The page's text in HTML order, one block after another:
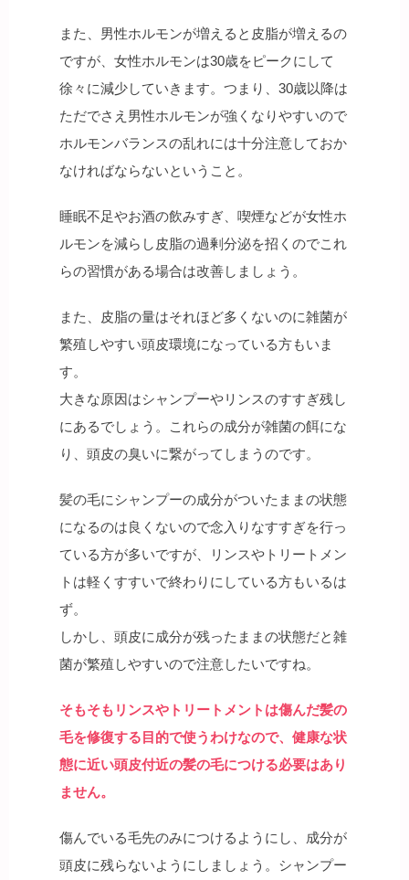
また、男性ホルモンが増えると皮脂が増えるの
ですが、女性ホルモンは30歳をピークにして
徐々に減少していきます。つまり、30歳以降は
ただでさえ男性ホルモンが強くなりやすいので
ホルモンバランスの乱れには十分注意しておか
なければならないということ。
睡眠不足やお酒の飲みすぎ、喫煙などが女性ホ
ルモンを減らし皮脂の過剰分泌を招くのでこれ
らの習慣がある場合は改善しましょう。
また、皮脂の量はそれほど多くないのに雑菌が
繁殖しやすい頭皮環境になっている方もいま
す。
大きな原因はシャンプーやリンスのすすぎ残し
にあるでしょう。これらの成分が雑菌の餌にな
り、頭皮の臭いに繋がってしまうのです。
髪の毛にシャンプーの成分がついたままの状態
になるのは良くないので念入りなすすぎを行っ
ている方が多いですが、リンスやトリートメン
トは軽くすすいで終わりにしている方もいるは
ず。
しかし、頭皮に成分が残ったままの状態だと雑
菌が繁殖しやすいので注意したいですね。
そもそもリンスやトリートメントは傷んだ髪の
毛を修復する目的で使うわけなので、健康な状
態に近い頭皮付近の髪の毛につける必要はあり
ません。
傷んでいる毛先のみにつけるようにし、成分が
頭皮に残らないようにしましょう。シャンプー